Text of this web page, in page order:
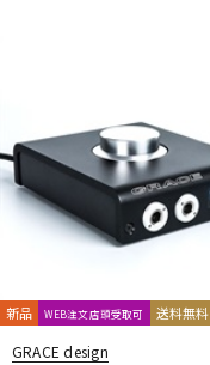
新品 WEB注文店頭受取可 送料無料
GRACE design